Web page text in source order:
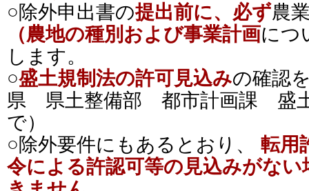
○除外申出書の提出前に、必ず農
（農地の種別および事業計画につ
します。
○盛土規制法の許可見込みの確認
県 県土整備部 都市計画課 盛土
で）
○除外要件にもあるとおり、 転用
令による許認可等の見込みがな